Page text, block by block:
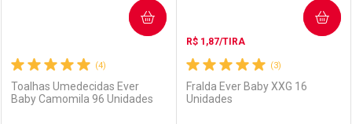
(4)
Toalhas Umedecidas Ever
Baby Camomila 96 Unidades
COMPRAR
(3)
R$ 1,87/TIRA
Fralda Ever Baby XXG 16
Unidades
COMPRAR